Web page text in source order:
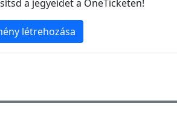
a jegyeidet a OneTicketen!
létrehozása